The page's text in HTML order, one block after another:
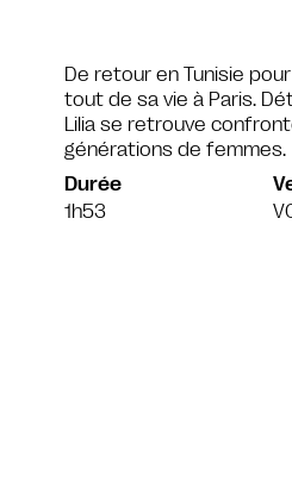
De retour en Tunisie
tout de sa vie à Paris.
Lilia se retrouve
générations de femmes.
Durée
1h53